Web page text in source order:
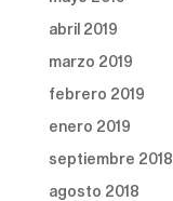
abril 2019
marzo 2019
febrero 2019
enero 2019
septiembre 2018
agosto 2018